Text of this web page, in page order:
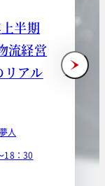
半期
流経営
アル
人
18：30